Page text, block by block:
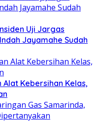
Uji Jargas
Jayamahe Sudah
Alat Kebersihan Kelas,